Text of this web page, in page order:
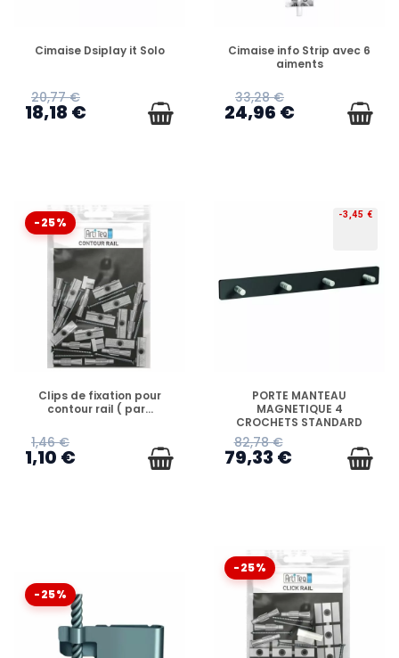
EN STOCK
Cimaise Dsiplay it Solo
20,77 €
18,18 €
EN STOCK
Cimaise info Strip avec 6
aiments
33,28 €
24,96 €
-25%
EN STOCK
Clips de fixation pour
contour rail ( par...
1,46 €
1,10 €
-3,45 €
EN STOCK
PORTE MANTEAU
MAGNETIQUE 4
CROCHETS STANDARD
82,78 €
79,33 €
-25%
-25%